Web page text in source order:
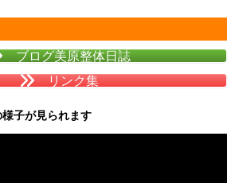
ブログ美原整体日誌
リンク集
子が見られます